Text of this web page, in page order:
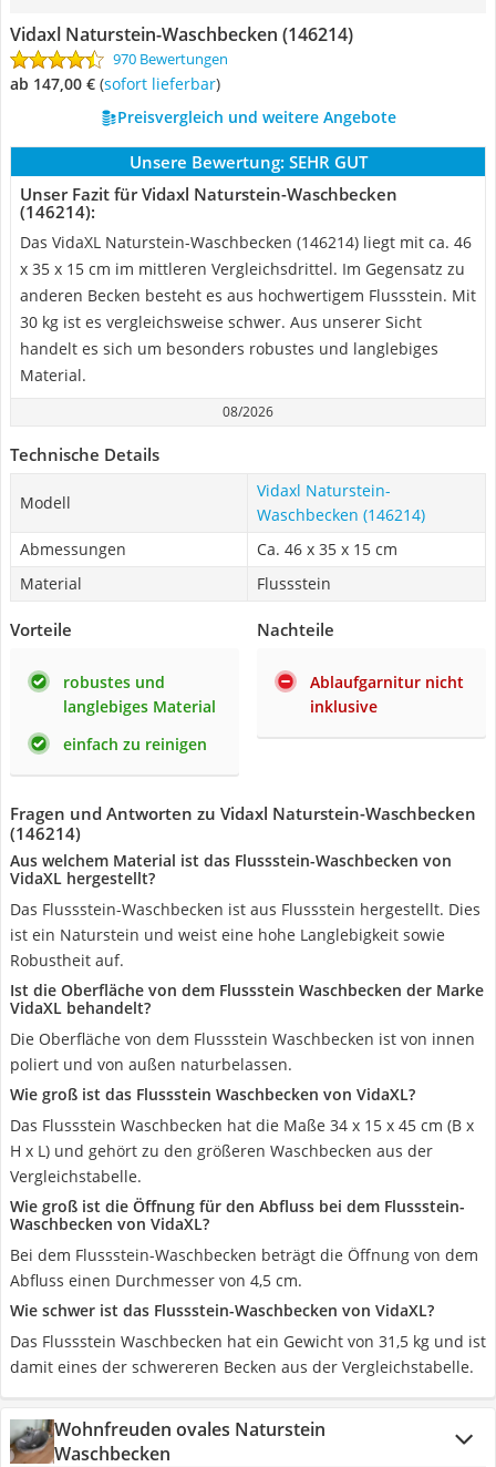
Vidaxl Naturstein-Waschbecken (146214)
970 Bewertungen
ab 147,00 € ( Sofort lieferbar)
Preisvergleich und weitere Angebote
Unsere Bewertung: SEHR GUT
Unser Fazit für Vidaxl Naturstein-Waschbecken
(146214):
Das VidaXL Naturstein-Waschbecken (146214) liegt mit ca. 46
x 35 x 15 cm im mittleren Vergleichsdrittel. Im Gegensatz zu
anderen Becken besteht es aus hochwertigem Flussstein. Mit
30 kg ist es vergleichsweise schwer. Aus unserer Sicht
handelt es sich um besonders robustes und langlebiges
Material.
08/2026
Technische Details
Modell
Vidaxl Naturstein-
Waschbecken (146214)
Abmessungen
Ca. 46 x 35 x 15 cm
Material
Flussstein
Vorteile
robustes und
langlebiges Material
einfach zu reinigen
Nachteile
Ablaufgarnitur nicht
inklusive
Fragen und Antworten zu Vidaxl Naturstein-Waschbecken
(146214)
Aus welchem Material ist das Flussstein-Waschbecken von
VidaXL hergestellt?
Das Flussstein-Waschbecken ist aus Flussstein hergestellt. Dies
ist ein Naturstein und weist eine hohe Langlebigkeit sowie
Robustheit auf.
Ist die Oberfläche von dem Flussstein Waschbecken der Marke
VidaXL behandelt?
Die Oberfläche von dem Flussstein Waschbecken ist von innen
poliert und von außen naturbelassen.
Wie groß ist das Flussstein Waschbecken von VidaXL?
Das Flussstein Waschbecken hat die Maße 34 x 15 x 45 cm (B x
H x L) und gehört zu den größeren Waschbecken aus der
Vergleichstabelle.
Wie groß ist die Öffnung für den Abfluss bei dem Flussstein-
Waschbecken von VidaXL?
Bei dem Flussstein-Waschbecken beträgt die Öffnung von dem
Abfluss einen Durchmesser von 4,5 cm.
Wie schwer ist das Flussstein-Waschbecken von VidaXL?
Das Flussstein Waschbecken hat ein Gewicht von 31,5 kg und ist
damit eines der schwereren Becken aus der Vergleichstabelle.
Wohnfreuden ovales Naturstein
Waschbecken